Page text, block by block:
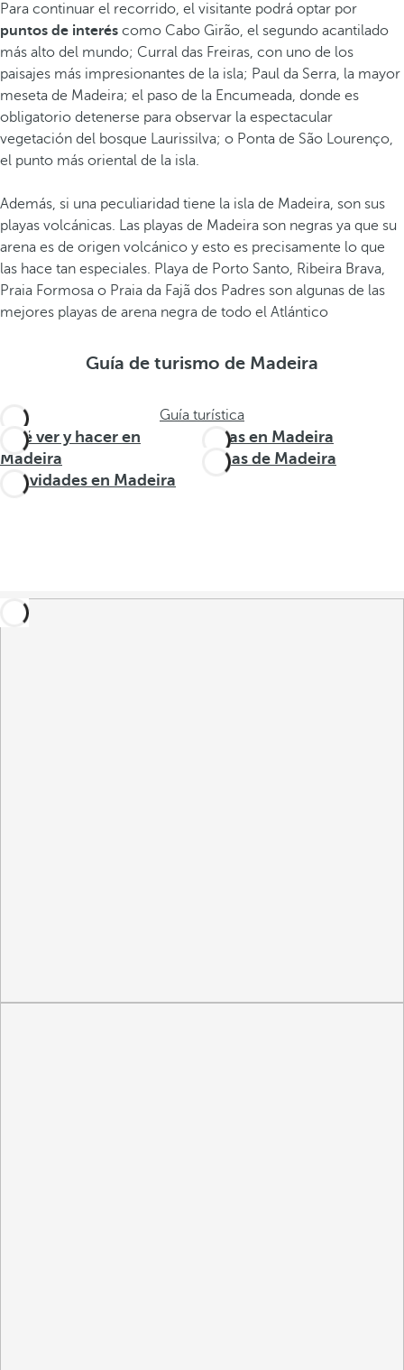
Para continuar el recorrido, el visitante podrá optar por
puntos de interés como Cabo Girão, el segundo acantilado
más alto del mundo; Curral das Freiras, con uno de los
paisajes más impresionantes de la isla; Paul da Serra, la mayor
meseta de Madeira; el paso de la Encumeada, donde es
obligatorio detenerse para observar la espectacular
vegetación del bosque Laurissilva; o Ponta de São Lourenço,
el punto más oriental de la isla.
Además, si una peculiaridad tiene la isla de Madeira, son sus
playas volcánicas. Las playas de Madeira son negras ya que su
arena es de origen volcánico y esto es precisamente lo que
las hace tan especiales. Playa de Porto Santo, Ribeira Brava,
Praia Formosa o Praia da Fajã dos Padres son algunas de las
mejores playas de arena negra de todo el Atlántico
Guía de turismo de Madeira
Guía turística
Qué ver y hacer en
Madeira
Rutas en Madeira
Zonas de Madeira
Actividades en Madeira